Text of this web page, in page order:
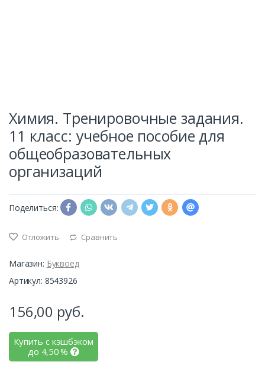
Химия. Тренировочные задания.
11 класс: учебное пособие для
общеобразовательных
организаций
Поделиться:
Отложить Сравнить
Магазин: Буквоед
Артикул: 8543926
156,00 руб.
Купить с кэшбэком
до 4,50%